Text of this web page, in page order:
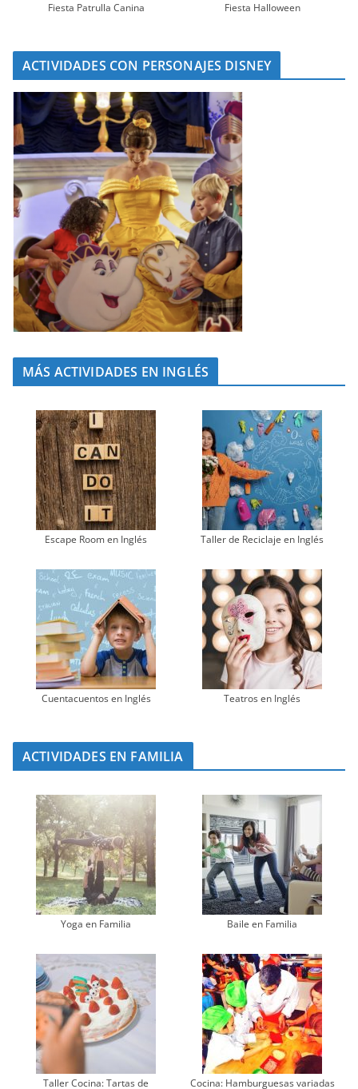
Fiesta Patrulla Canina Fiesta Halloween
ACTIVIDADES CON PERSONAJES DISNEY
MÁS ACTIVIDADES EN INGLÉS
Escape Room en Inglés Taller de Reciclaje en Inglés
Cuentacuentos en Inglés Teatros en Inglés
ACTIVIDADES EN FAMILIA
Yoga en Familia Baile en Familia
Taller Cocina: Tartas de
Cocina: Hamburguesas variadas